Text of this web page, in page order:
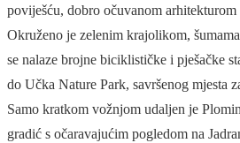
poviješću, dobro očuvanom
Okruženo je zelenim krajolikom,
se nalaze brojne biciklističke i pješačke
do Učka Nature Park, savršenog mjesta
Samo kratkom vožnjom udaljen je
gradić s očaravajućim pogledom na